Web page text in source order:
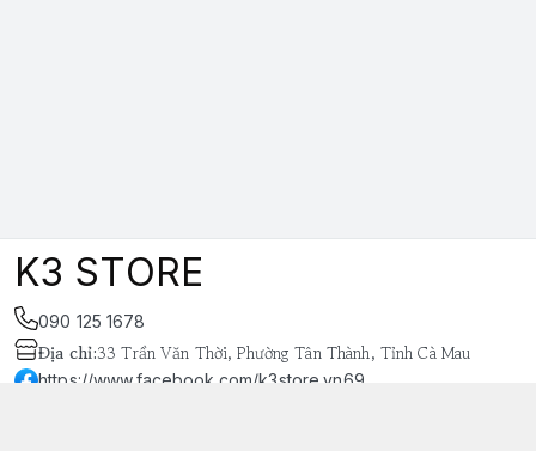
K3 STORE
090 125 1678
Địa chỉ:33 Trần Văn Thời, Phường Tân Thành, Tỉnh Cà Mau
https://www.facebook.com/k3store.vn69